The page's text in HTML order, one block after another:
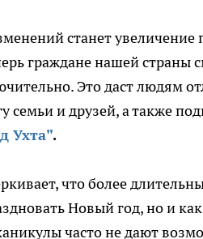
станет увеличение
граждане нашей страны
Это даст людям
семьи и друзей, а также
Ухта".
что более
Новый год, но и
часто не дают